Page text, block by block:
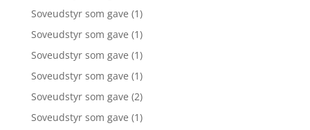
Soveudstyr som gave (1)
Soveudstyr som gave (1)
Soveudstyr som gave (1)
Soveudstyr som gave (1)
Soveudstyr som gave (2)
Soveudstyr som gave (1)